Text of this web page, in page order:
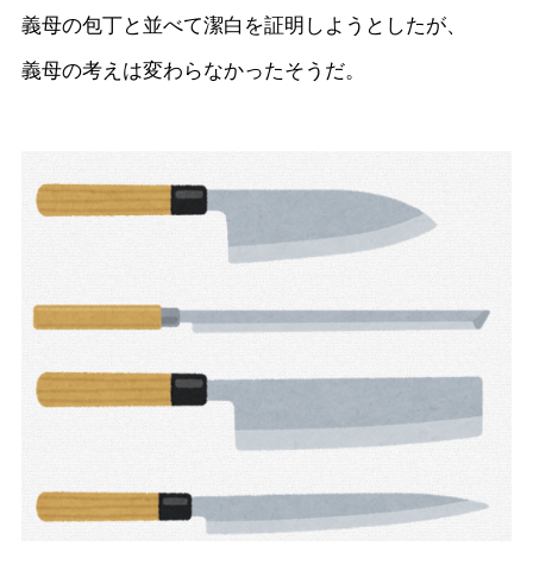
義母の包丁と並べて潔白を証明しようとしたが、
義母の考えは変わらなかったそうだ。